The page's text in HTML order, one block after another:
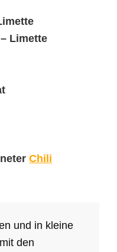
Limette
Chili
und in kleine
den